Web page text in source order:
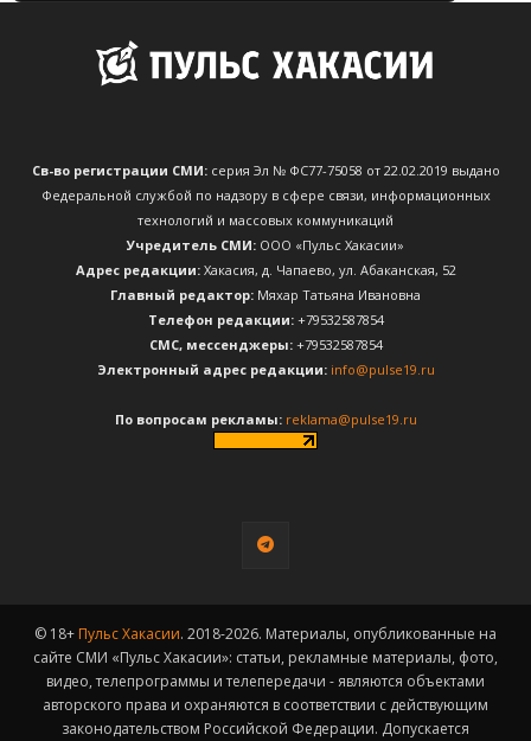
Св-во регистрации СМИ:серия Эл № ФС77-75058 от 22.02.2019 выдано
Федеральной службой по надзору в сфере связи, информационных
технологий и массовых коммуникаций
Учредитель СМИ: ООО «Пульс Хакасии»
Адрес редакции:Хакасия, д. Чапаево, ул. Абаканская, 52
Главный редактор: Мяхар Татьяна Ивановна
Телефон редакции:+79532587854
CМС, мессенджеры:+79532587854
Электронный адрес редакции: info@pulse19.ru
По вопросам рекламы: reklama@pulse19.ru
© 18+ Пульс Хакасии. 2018-2026. Материалы, опубликованные на
сайте СМИ «Пульс Хакасии»: статьи, рекламные материалы, фото,
видео, телепрограммы и телепередачи - являются объектами
авторского права и охраняются в соответствии с действующим
законодательством Российской Федерации. Допускается